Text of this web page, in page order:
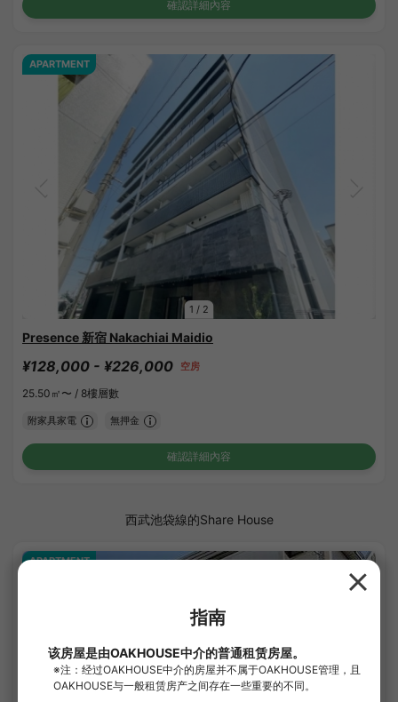
確認詳細內容
1 / 2
APARTMENT
Presence 新宿 Nakachiai Maidio
¥128,000 - ¥226,000 空房
25.50㎡〜 / 8樓層數
附家具家電 無押金
確認詳細內容
西武池袋線的Share House
APARTMENT